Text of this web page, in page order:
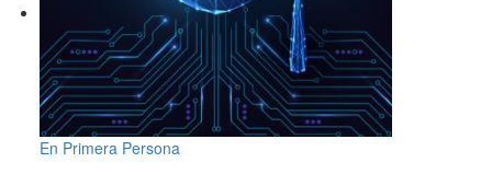
En Primera Persona